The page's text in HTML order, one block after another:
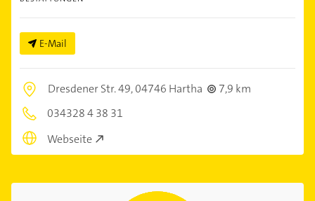
E-Mail
Dresdener Str. 49,04746 Hartha
7,9 km
034328 4 38 31
Webseite